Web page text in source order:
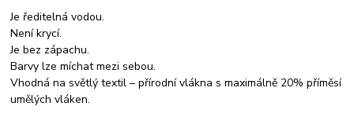
Je ředitelná vodou.
Není krycí.
Je bez zápachu.
Barvy lze míchat mezi sebou.
Vhodná na světlý textil – přírodní vlákna s maximálně 20% příměsí
umělých vláken.